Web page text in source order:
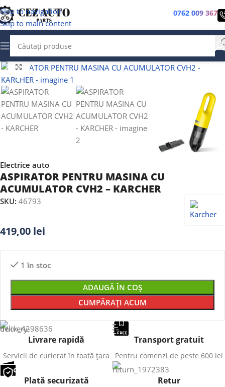
Skip to navigation
Skip to main content
0762 009 367
Faceți clic pentru a mări
Electrice auto
ASPIRATOR PENTRU MASINA CU
ACUMULATOR CVH2 – KARCHER
SKU: 46793
419,00 lei
1 în stoc
ADAUGĂ ÎN COȘ
CUMPĂRAȚI ACUM
Livrare rapidă
Servicii de curierat în toată țara
Transport gratuit
Pentru comenzi de peste 600 lei
Plată securizată Retur